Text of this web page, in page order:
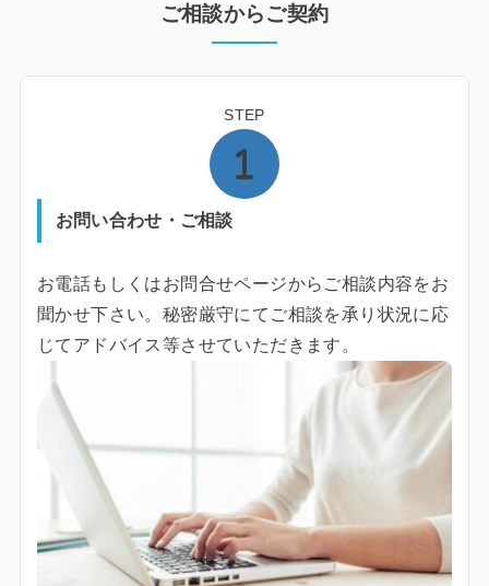
ご相談からご契約
STEP
お問い合わせ・ご相談
お電話もしくはお問合せページからご相談内容をお
聞かせ下さい。秘密厳守にてご相談を承り状況に応
じてアドバイス等させていただきます。